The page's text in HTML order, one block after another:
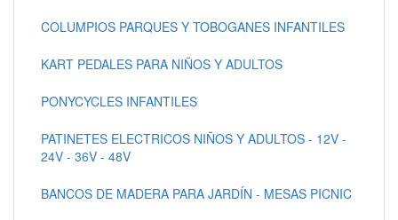
COLUMPIOS PARQUES Y TOBOGANES INFANTILES
KART PEDALES PARA NIÑOS Y ADULTOS
PONYCYCLES INFANTILES
PATINETES ELECTRICOS NIÑOS Y ADULTOS - 12V -
24V - 36V - 48V
BANCOS DE MADERA PARA JARDÍN - MESAS PICNIC